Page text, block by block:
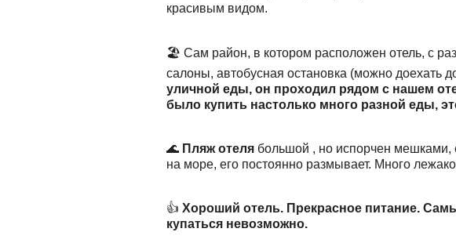
красивым видом.
🏖️ Сам район, в котором расположен отель, с
салоны, автобусная остановка (можно доехать
уличной еды, он проходил рядом с нашем
было купить настолько много разной еды,
🌊 Пляж отеля большой , но испорчен мешками,
на море, его постоянно размывает. Много
👍 Хороший отель. Прекрасное питание.
купаться невозможно.